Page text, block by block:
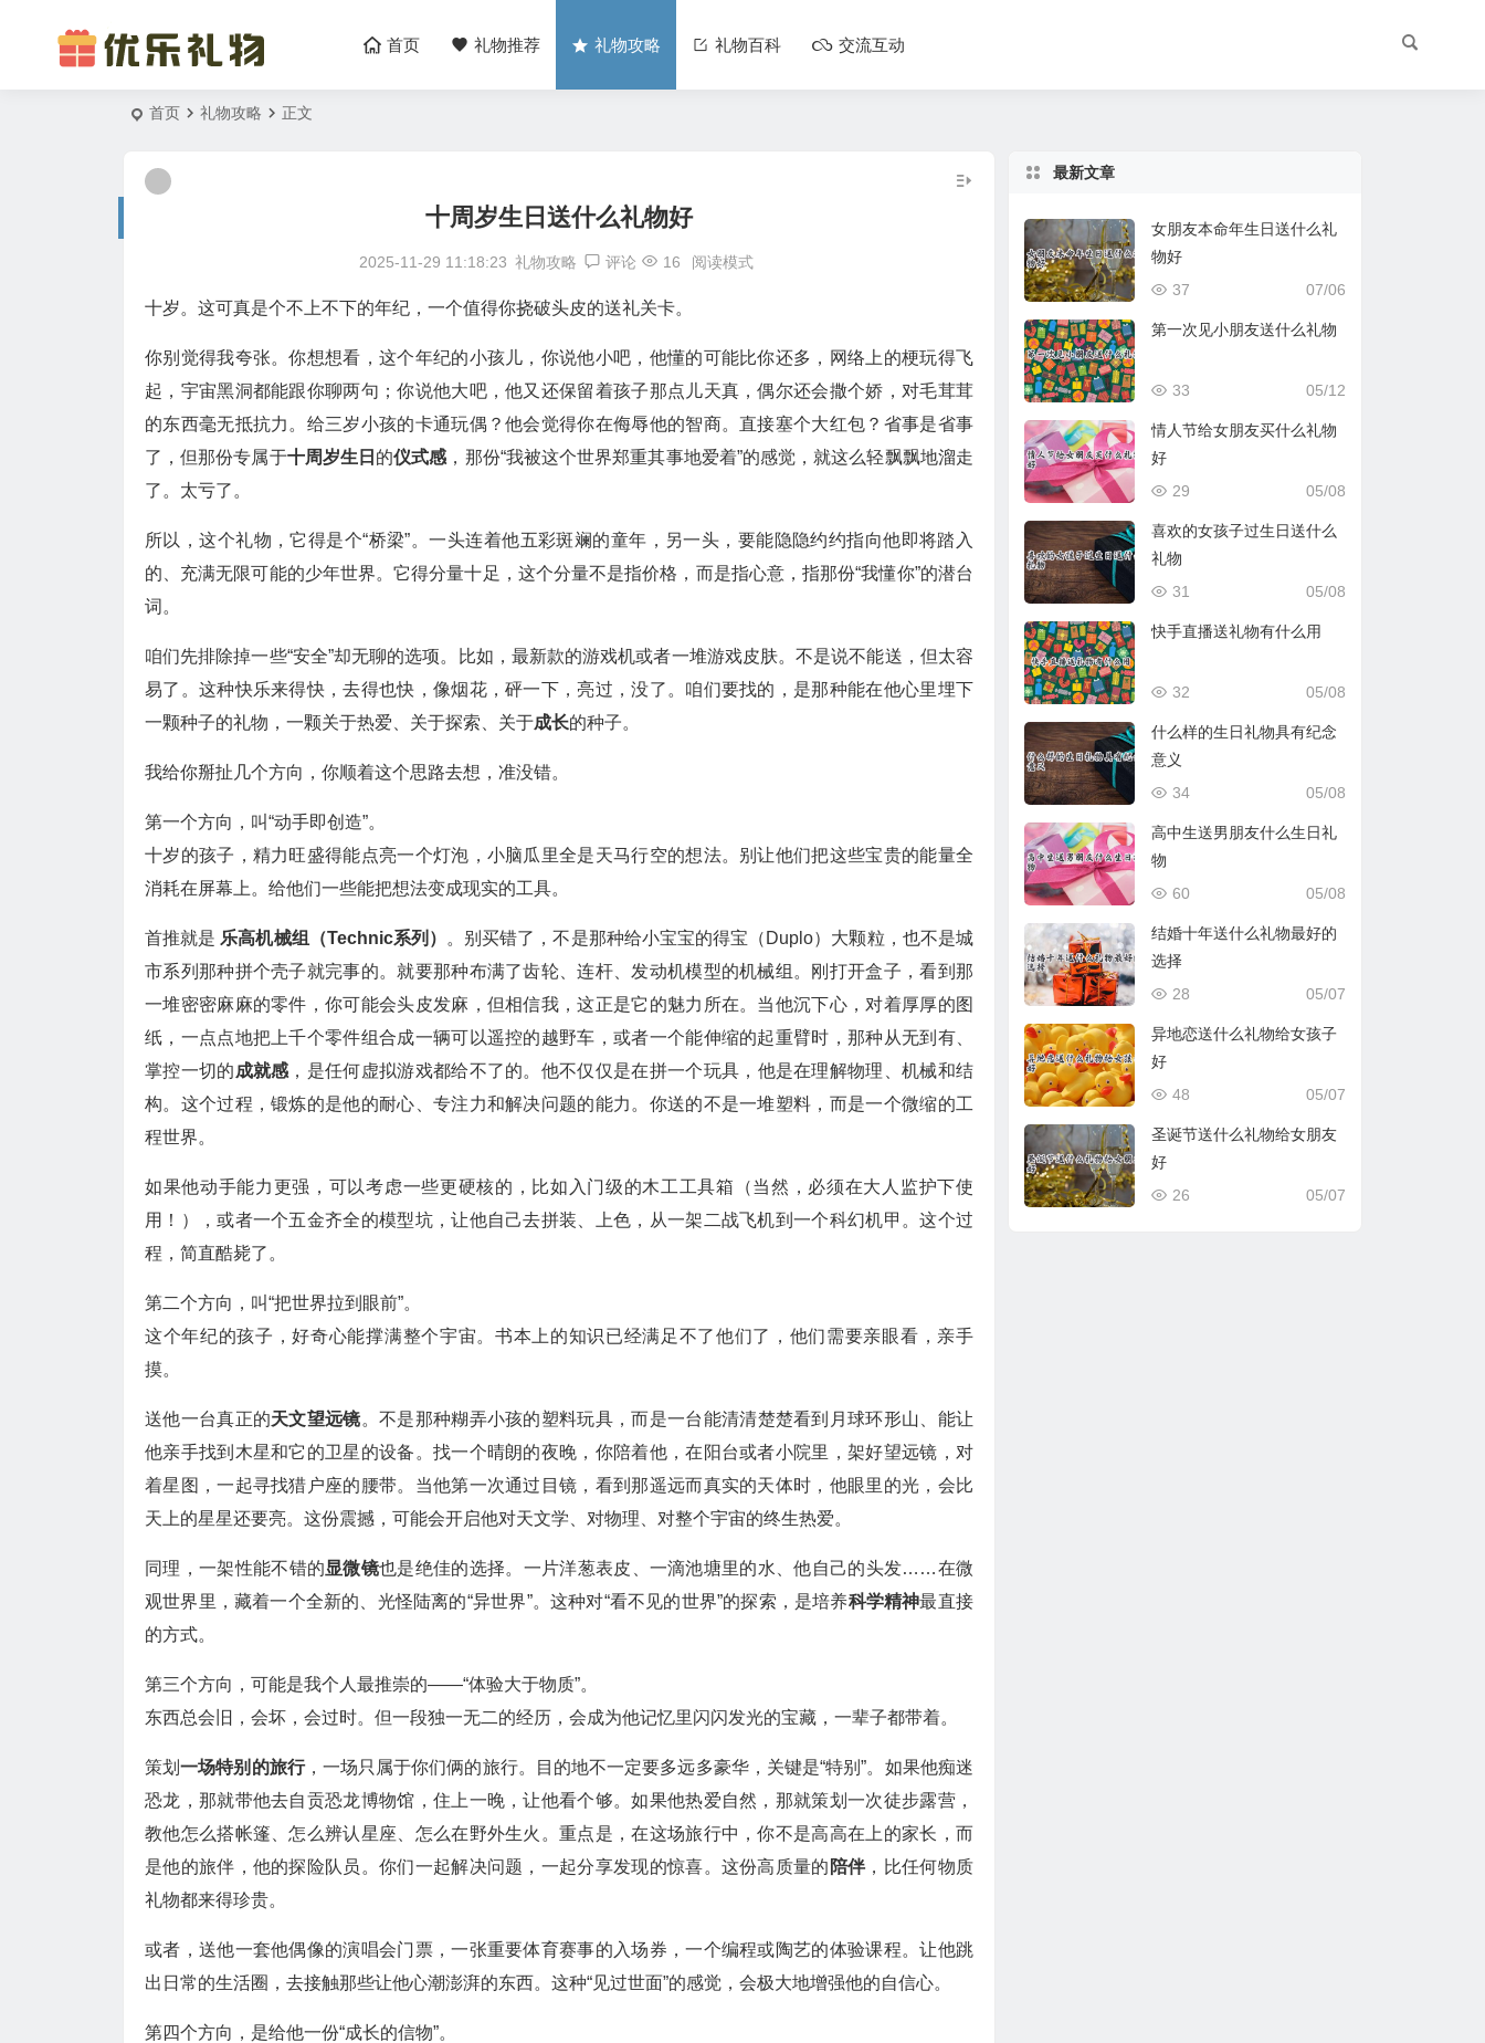
首页 礼物推荐 礼物攻略 礼物百科 交流互动
首页 礼物攻略 正文
十周岁生日送什么礼物好
2025-11-29 11:18:23 礼物攻略 评论 16 阅读模式
十岁。这可真是个不上不下的年纪，一个值得你挠破头皮的送礼关卡。
你别觉得我夸张。你想想看，这个年纪的小孩儿，你说他小吧，他懂的可能比你还多，网络上的梗玩得飞
起，宇宙黑洞都能跟你聊两句；你说他大吧，他又还保留着孩子那点儿天真，偶尔还会撒个娇，对毛茸茸
的东西毫无抵抗力。给三岁小孩的卡通玩偶？他会觉得你在侮辱他的智商。直接塞个大红包？省事是省事
了，但那份专属于十周岁生日 的仪式感 ，那份“我被这个世界郑重其事地爱着”的感觉，就这么轻飘飘地溜走
了。太亏了。
所以，这个礼物，它得是个“桥梁”。一头连着他五彩斑斓的童年，另一头，要能隐隐约约指向他即将踏入
的、充满无限可能的少年世界。它得分量十足，这个分量不是指价格，而是指心意，指那份“我懂你”的潜台
词。
咱们先排除掉一些“安全”却无聊的选项。比如，最新款的游戏机或者一堆游戏皮肤。不是说不能送，但太容
易了。这种快乐来得快，去得也快，像烟花，砰一下，亮过，没了。咱们要找的，是那种能在他心里埋下
一颗种子的礼物，一颗关于热爱、关于探索、关于成长的种子。
我给你掰扯几个方向，你顺着这个思路去想，准没错。
第一个方向，叫“动手即创造”。
十岁的孩子，精力旺盛得能点亮一个灯泡，小脑瓜里全是天马行空的想法。别让他们把这些宝贵的能量全
消耗在屏幕上。给他们一些能把想法变成现实的工具。
首推就是 乐高机械组（Technic系列）
。别买错了，不是那种给小宝宝的得宝（Duplo）大颗粒，也不是城
市系列那种拼个壳子就完事的。就要那种布满了齿轮、连杆、发动机模型的机械组。刚打开盒子，看到那
一堆密密麻麻的零件，你可能会头皮发麻，但相信我，这正是它的魅力所在。当他沉下心，对着厚厚的图
纸，一点点地把上千个零件组合成一辆可以遥控的越野车，或者一个能伸缩的起重臂时，那种从无到有、
掌控一切的成就感 ，是任何虚拟游戏都给不了的。他不仅仅是在拼一个玩具，他是在理解物理、机械和结
构。这个过程，锻炼的是他的耐心、专注力和解决问题的能力。你送的不是一堆塑料，而是一个微缩的工
程世界。
如果他动手能力更强，可以考虑一些更硬核的，比如入门级的木工工具箱（当然，必须在大人监护下使
用！），或者一个五金齐全的模型坑，让他自己去拼装、上色，从一架二战飞机到一个科幻机甲。这个过
程，简直酷毙了。
第二个方向，叫“把世界拉到眼前”。
这个年纪的孩子，好奇心能撑满整个宇宙。书本上的知识已经满足不了他们了，他们需要亲眼看，亲手
摸。
送他一台真正的天文望远镜。不是那种糊弄小孩的塑料玩具，而是一台能清清楚楚看到月球环形山、能让
他亲手找到木星和它的卫星的设备。找一个晴朗的夜晚，你陪着他，在阳台或者小院里，架好望远镜，对
着星图，一起寻找猎户座的腰带。当他第一次通过目镜，看到那遥远而真实的天体时，他眼里的光，会比
天上的星星还要亮。这份震撼，可能会开启他对天文学、对物理、对整个宇宙的终生热爱。
同理，一架性能不错的显微镜也是绝佳的选择。一片洋葱表皮、一滴池塘里的水、他自己的头发……在微
观世界里，藏着一个全新的、光怪陆离的“异世界”。这种对“看不见的世界”的探索，是培养科学精神最直接
的方式。
第三个方向，可能是我个人最推崇的——“体验大于物质”。
东西总会旧，会坏，会过时。但一段独一无二的经历，会成为他记忆里闪闪发光的宝藏，一辈子都带着。
策划一场特别的旅行，一场只属于你们俩的旅行。目的地不一定要多远多豪华，关键是“特别”。如果他痴迷
恐龙，那就带他去自贡恐龙博物馆，住上一晚，让他看个够。如果他热爱自然，那就策划一次徒步露营，
教他怎么搭帐篷、怎么辨认星座、怎么在野外生火。重点是，在这场旅行中，你不是高高在上的家长，而
是他的旅伴，他的探险队员。你们一起解决问题，一起分享发现的惊喜。这份高质量的 陪伴 ，比任何物质
礼物都来得珍贵。
或者，送他一套他偶像的演唱会门票，一张重要体育赛事的入场券，一个编程或陶艺的体验课程。让他跳
出日常的生活圈，去接触那些让他心潮澎湃的东西。这种“见过世面”的感觉，会极大地增强他的自信心。
第四个方向，是给他一份“成长的信物”。
最新文章
女朋友本命年生日送什么礼
物好
07/06
37
第一次见小朋友送什么礼物
05/12
33
情人节给女朋友买什么礼物
好
05/08
29
喜欢的女孩子过生日送什么
礼物
05/08
31
快手直播送礼物有什么用
05/08
32
什么样的生日礼物具有纪念
意义
05/08
34
高中生送男朋友什么生日礼
物
05/08
60
结婚十年送什么礼物最好的
选择
05/07
28
异地恋送什么礼物给女孩子
好
05/07
48
圣诞节送什么礼物给女朋友
好
05/07
26